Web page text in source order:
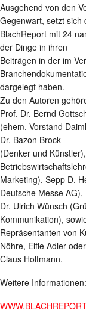
Ausgehend von den
Gegenwart, setzt sich
BlachReport mit 24
der Dinge in ihren
Beiträgen in der im
dargelegt haben.
Zu den Autoren
Prof. Dr. Bernd
(ehem. Vorstand
Dr. Bazon Brock
(Denker und
Marketing), Sepp D.
Deutsche Messe AG),
Dr. Ulrich Wünsch
Kommunikation),
Repräsentanten von
Nöhre, Elfie Adler oder
Claus Holtmann.
Weitere Informationen: